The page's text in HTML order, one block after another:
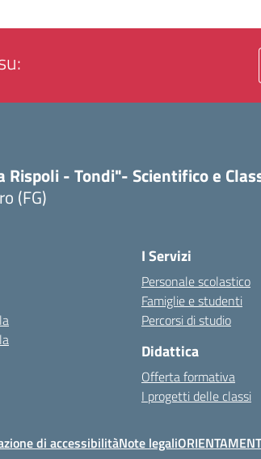
Rispoli - Tondi"- Scientifico e
(FG)
I Servizi
Personale scolastico
Famiglie e studenti
Percorsi di studio
Didattica
Offerta formativa
I progetti delle classi
di accessibilitàNote legali